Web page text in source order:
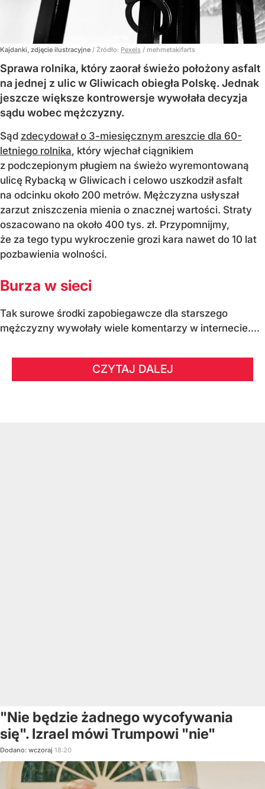
Kajdanki, zdjęcie ilustracyjne / Źródło: Pexels / mehmetakifarts
Sprawa rolnika, który zaorał świeżo położony asfalt
na jednej z ulic w Gliwicach obiegła Polskę. Jednak
jeszcze większe kontrowersje wywołała decyzja
sądu wobec mężczyzny.
Sąd zdecydował o 3-miesięcznym areszcie dla 60-
letniego rolnika, który wjechał ciągnikiem
z podczepionym pługiem na świeżo wyremontowaną
ulicę Rybacką w Gliwicach i celowo uszkodził asfalt
na odcinku około 200 metrów. Mężczyzna usłyszał
zarzut zniszczenia mienia o znacznej wartości. Straty
oszacowano na około 400 tys. zł. Przypomnijmy,
że za tego typu wykroczenie grozi kara nawet do 10 lat
pozbawienia wolności.
Burza w sieci
Tak surowe środki zapobiegawcze dla starszego
mężczyzny wywołały wiele komentarzy w internecie....
CZYTAJ DALEJ
"Nie będzie żadnego wycofywania
się". Izrael mówi Trumpowi "nie"
Dodano: wczoraj 18:20